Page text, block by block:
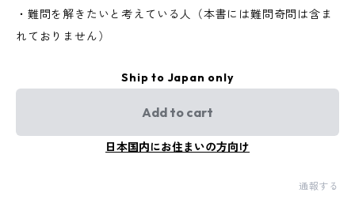
・難問を解きたいと考えている人（本書には難問奇問は含ま
れておりません）
Ship to Japan only
Add to cart
日本国内にお住まいの方向け
通報する